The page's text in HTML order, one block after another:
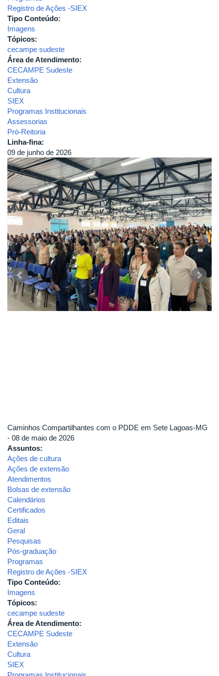
Registro de Ações -SIEX
Tipo Conteúdo:
Imagens
Tópicos:
cecampe sudeste
Área de Atendimento:
CECAMPE Sudeste
Extensão
Cultura
SIEX
Programas Institucionais
Assessorias
Pró-Reitoria
Linha-fina:
09 de junho de 2026
Caminhos Compartilhantes com o PDDE em Sete Lagoas-MG
- 08 de maio de 2026
Assuntos:
Ações de cultura
Ações de extensão
Atendimentos
Bolsas de extensão
Calendários
Certificados
Editais
Geral
Pesquisas
Pós-graduação
Programas
Registro de Ações -SIEX
Tipo Conteúdo:
Imagens
Tópicos:
cecampe sudeste
Área de Atendimento:
CECAMPE Sudeste
Extensão
Cultura
SIEX